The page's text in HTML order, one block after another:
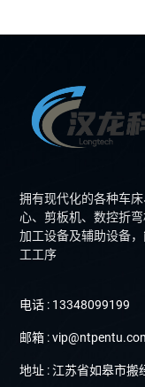
拥有现代化的各种车
心、剪板机、数控折
加工设备及辅助设备
工工序
电话 : 13348099199
邮箱 :
地址 : 江苏省如皋市搬